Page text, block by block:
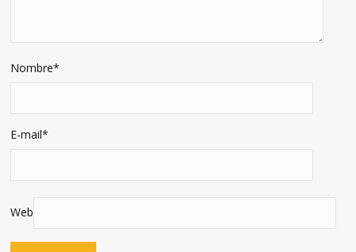
Nombre*
E-mail*
Web